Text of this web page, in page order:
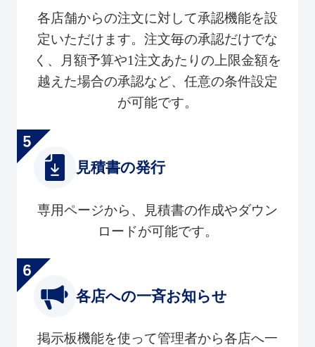
各店舗からの注文に対して承認機能を設
定いただけます。注文毎の承認だけでな
く、月額予算や1注文あたりの上限金額を
越えた場合の承認など、任意の条件設定
が可能です。
見積書の発行
専用ページから、見積書の作成やダウン
ロードが可能です。
各店への一斉お知らせ
掲示板機能を使って管理者から各店へ一